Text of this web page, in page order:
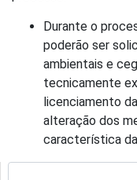
Durante o
poderão ser
ambientais e
tecnicamente
licenciamento
alteração dos
característica